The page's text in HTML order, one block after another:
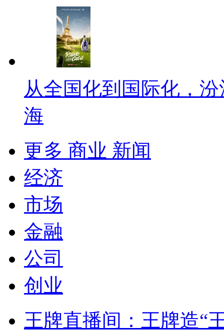
从全国化到国际化，
海
更多 商业 新闻
经济
市场
金融
公司
创业
王牌直播间：王牌造“